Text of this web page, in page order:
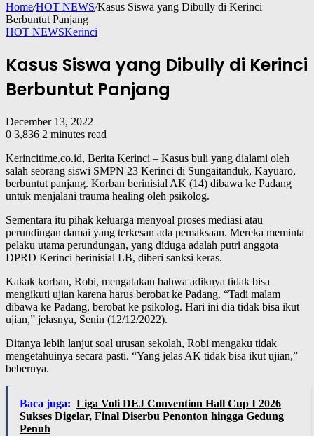
Home/HOT NEWS/Kasus Siswa yang Dibully di Kerinci
Berbuntut Panjang
HOT NEWSKerinci
Kasus Siswa yang Dibully di Kerinci
Berbuntut Panjang
December 13, 2022
0 3,836 2 minutes read
Kerincitime.co.id, Berita Kerinci – Kasus buli yang dialami oleh
salah seorang siswi SMPN 23 Kerinci di Sungaitanduk, Kayuaro,
berbuntut panjang. Korban berinisial AK (14) dibawa ke Padang
untuk menjalani trauma healing oleh psikolog.
Sementara itu pihak keluarga menyoal proses mediasi atau
perundingan damai yang terkesan ada pemaksaan. Mereka meminta
pelaku utama perundungan, yang diduga adalah putri anggota
DPRD Kerinci berinisial LB, diberi sanksi keras.
Kakak korban, Robi, mengatakan bahwa adiknya tidak bisa
mengikuti ujian karena harus berobat ke Padang. “Tadi malam
dibawa ke Padang, berobat ke psikolog. Hari ini dia tidak bisa ikut
ujian,” jelasnya, Senin (12/12/2022).
Ditanya lebih lanjut soal urusan sekolah, Robi mengaku tidak
mengetahuinya secara pasti. “Yang jelas AK tidak bisa ikut ujian,”
bebernya.
Baca juga: Liga Voli DEJ Convention Hall Cup I 2026
Sukses Digelar, Final Diserbu Penonton hingga Gedung
Penuh